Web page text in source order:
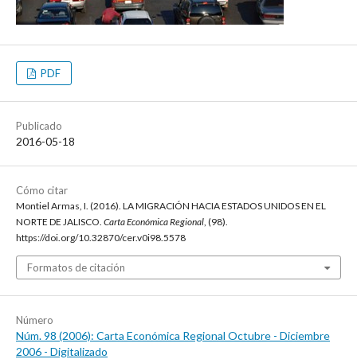
PDF
Publicado
2016-05-18
Cómo citar
Montiel Armas, I. (2016). LA MIGRACIÓN HACIA ESTADOS UNIDOS EN EL
NORTE DE JALISCO. Carta Económica Regional , (98).
https://doi.org/10.32870/cer.v0i98.5578
Formatos de citación
Número
Núm. 98 (2006): Carta Económica Regional Octubre - Diciembre
2006 - Digitalizado